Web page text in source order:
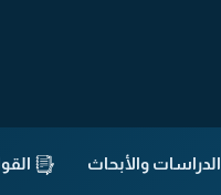
الدراسات والأبحاث